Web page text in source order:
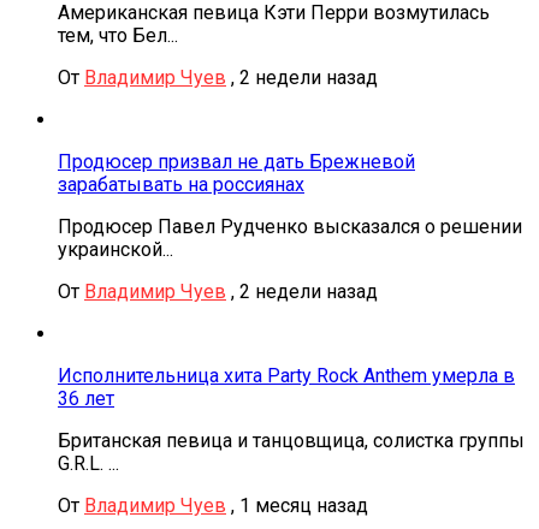
Американская певица Кэти Перри возмутилась
тем, что Бел...
От Владимир Чуев , 2 недели назад
Продюсер призвал не дать Брежневой
зарабатывать на россиянах
Продюсер Павел Рудченко высказался о решении
украинской...
От Владимир Чуев , 2 недели назад
Исполнительница хита Party Rock Anthem умерла в
36 лет
Британская певица и танцовщица, солистка группы
G.R.L. ...
От Владимир Чуев , 1 месяц назад